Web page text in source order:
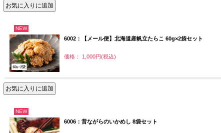
NEW
6002：【メール便】北海道産帆立たらこ 60g×2袋セット
価格： 1,000円(税込)
NEW
6006：昔ながらのいかめし 8袋セット